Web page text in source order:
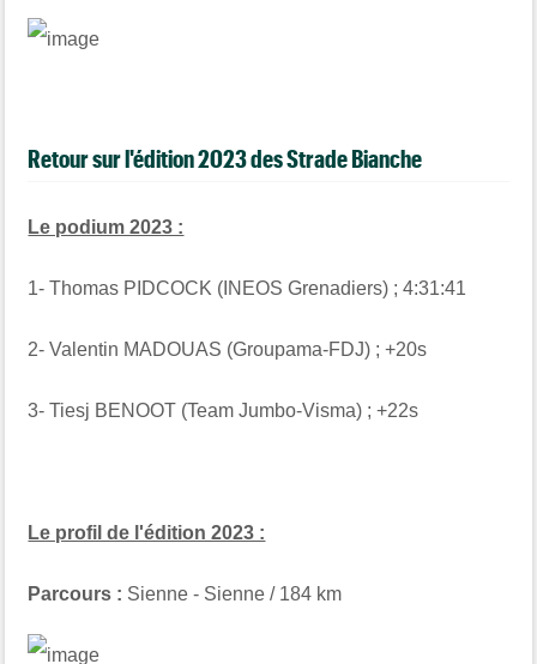
Retour sur l'édition 2023 des Strade Bianche
Le podium 2023 :
1- Thomas PIDCOCK (INEOS Grenadiers) ; 4:31:41
2- Valentin MADOUAS (Groupama-FDJ) ; +20s
3- Tiesj BENOOT (Team Jumbo-Visma) ; +22s
Le profil de l'édition 2023 :
Parcours : Sienne - Sienne / 184 km